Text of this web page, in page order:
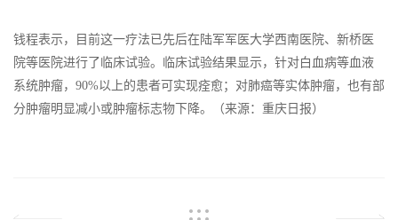
钱程表示，目前这一疗法已先后在陆军军医大学西南医院、新桥医
院等医院进行了临床试验。临床试验结果显示，针对白血病等血液
系统肿瘤，90%以上的患者可实现痊愈；对肺癌等实体肿瘤，也有部
分肿瘤明显减小或肿瘤标志物下降。（来源：重庆日报）